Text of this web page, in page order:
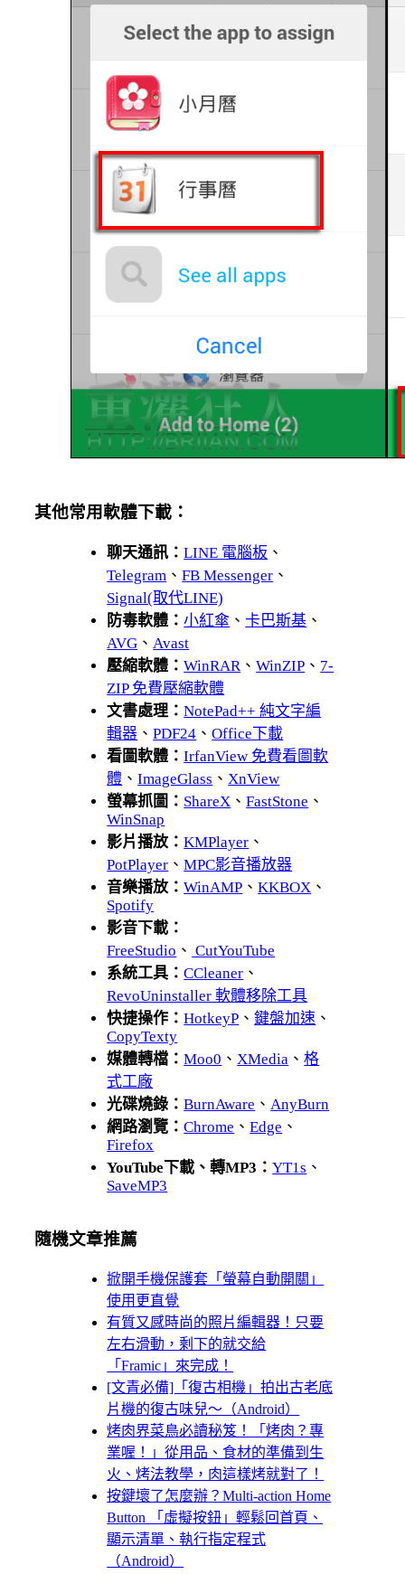
其他常用軟體下載：
聊天通訊：LINE 電腦板 、
Telegram 、FB Messenger 、
Signal(取代LINE)
防毒軟體：小紅傘 、卡巴斯基 、
AVG 、 Avast
壓縮軟體：WinRAR 、WinZIP 、 7-
ZIP 免費壓縮軟體
文書處理：NotePad++ 純文字編
輯器 、PDF24 、Office下載
看圖軟體：IrfanView 免費看圖軟
體 、ImageGlass 、 XnView
螢幕抓圖： ShareX 、FastStone 、
WinSnap
影片播放：KMPlayer 、
PotPlayer 、MPC影音播放器
音樂播放：WinAMP 、KKBOX 、
Spotify
影音下載：
FreeStudio 、 CutYouTube
系統工具：CCleaner 、
RevoUninstaller 軟體移除工具
快捷操作：HotkeyP 、鍵盤加速 、
CopyTexty
媒體轉檔：Moo0 、 XMedia 、格
式工廠
光碟燒錄：BurnAware 、 AnyBurn
網路瀏覽：Chrome 、Edge 、
Firefox
YouTube下載、轉MP3：YT1s 、
SaveMP3
隨機文章推薦
掀開手機保護套「螢幕自動開關」
使用更直覺
有質又感時尚的照片編輯器！只要
左右滑動，剩下的就交給
「Framic」來完成！
[文青必備]「復古相機」拍出古老底
片機的復古味兒～（Android）
烤肉界菜鳥必讀秘笈！「烤肉？專
業喔！」從用品、食材的準備到生
火、烤法教學，肉這樣烤就對了！
按鍵壞了怎麼辦？Multi-action Home
Button 「虛擬按鈕」輕鬆回首頁、
顯示清單、執行指定程式
（Android）